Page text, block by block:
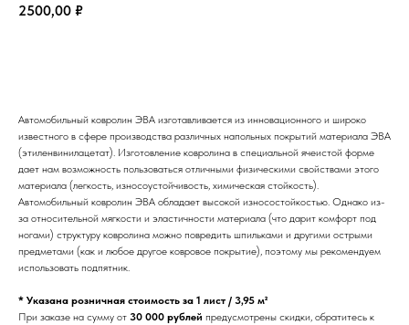
2500,00 ₽
Автомобильный ковролин ЭВА изготавливается из инновационного и широко
известного в сфере производства различных напольных покрытий материала ЭВА
(этиленвинилацетат). Изготовление ковролина в специальной ячеистой форме
дает нам возможность пользоваться отличными физическими свойствами этого
материала (легкость, износоустойчивость, химическая стойкость).
Автомобильный ковролин ЭВА обладает высокой износостойкостью. Однако из-
за относительной мягкости и эластичности материала (что дарит комфорт под
ногами) структуру ковролина можно повредить шпильками и другими острыми
предметами (как и любое другое ковровое покрытие), поэтому мы рекомендуем
использовать подпятник.
* Указана розничная стоимость за 1 лист / 3,95 м²
При заказе на сумму от 30 000 рублей предусмотрены скидки, обратитесь к